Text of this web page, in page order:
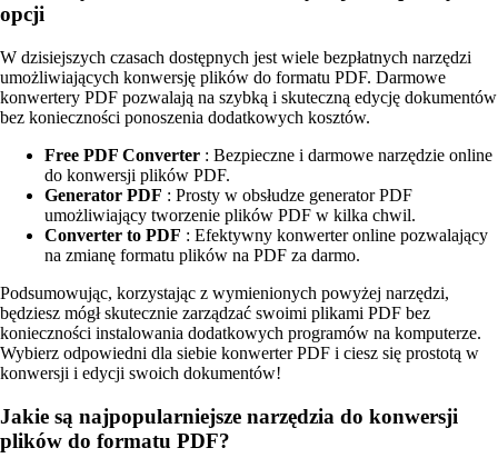
opcji
W dzisiejszych czasach dostępnych jest wiele bezpłatnych narzędzi
umożliwiających konwersję plików do formatu PDF. Darmowe
konwertery PDF pozwalają na szybką i skuteczną edycję dokumentów
bez konieczności ponoszenia dodatkowych kosztów.
Free PDF Converter : Bezpieczne i darmowe narzędzie online
do konwersji plików PDF.
Generator PDF : Prosty w obsłudze generator PDF
umożliwiający tworzenie plików PDF w kilka chwil.
Converter to PDF : Efektywny konwerter online pozwalający
na zmianę formatu plików na PDF za darmo.
Podsumowując, korzystając z wymienionych powyżej narzędzi,
będziesz mógł skutecznie zarządzać swoimi plikami PDF bez
konieczności instalowania dodatkowych programów na komputerze.
Wybierz odpowiedni dla siebie konwerter PDF i ciesz się prostotą w
konwersji i edycji swoich dokumentów!
Jakie są najpopularniejsze narzędzia do konwersji
plików do formatu PDF?